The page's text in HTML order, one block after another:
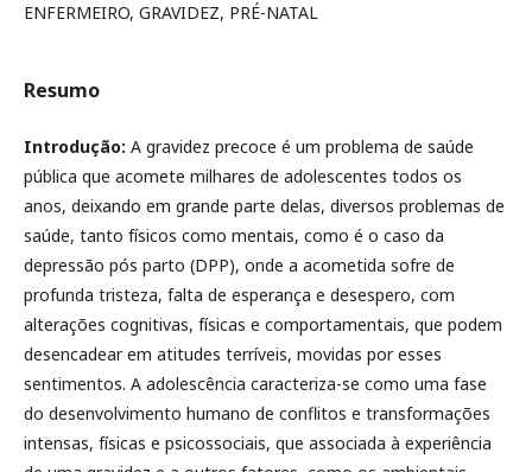
ENFERMEIRO, GRAVIDEZ, PRÉ-NATAL
Resumo
Introdução: A gravidez precoce é um problema de saúde
pública que acomete milhares de adolescentes todos os
anos, deixando em grande parte delas, diversos problemas de
saúde, tanto físicos como mentais, como é o caso da
depressão pós parto (DPP), onde a acometida sofre de
profunda tristeza, falta de esperança e desespero, com
alterações cognitivas, físicas e comportamentais, que podem
desencadear em atitudes terríveis, movidas por esses
sentimentos. A adolescência caracteriza-se como uma fase
do desenvolvimento humano de conflitos e transformações
intensas, físicas e psicossociais, que associada à experiência